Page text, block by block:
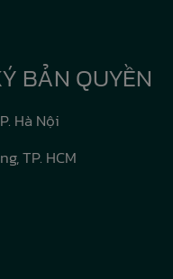
BẢN QUYỀN
Hà Nội
TP. HCM